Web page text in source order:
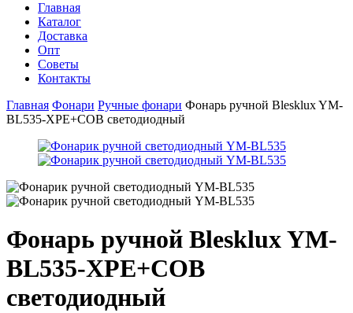
Главная
Каталог
Доставка
Опт
Советы
Контакты
Главная Фонари Ручные фонари Фонарь ручной Blesklux YM-
BL535-XPE+COB светодиодный
Фонарь ручной Blesklux YM-
BL535-XPE+COB
светодиодный